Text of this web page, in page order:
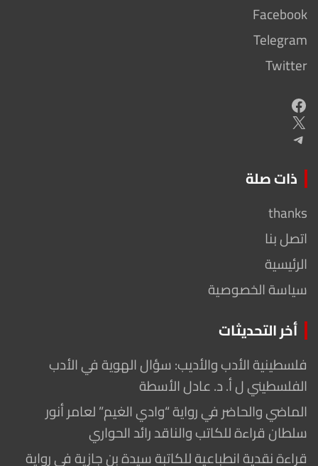
Facebook
Telegram
Twitter
Facebook
X
Telegram
ذات صلة
thanks
اتصل بنا
الرئيسية
سياسة الخصوصية
أخر التحديثات
فلسطينية الأدب والأديب: سؤال الهوية في الأدب
الفلسطيني ل أ. د. عادل الأسطة
الماضي والحاضر في رواية “وادي الغيم” لعامر أنور
سلطان قراءة للكاتب والناقد رائد الحواري
قراءة نقدية انطباعية للكاتبة سيدة بن جازية في رواية